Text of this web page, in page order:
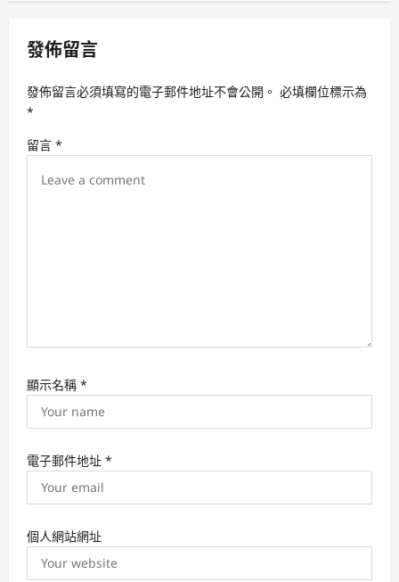
g
a
t
i
發佈留言
發佈留言必須填寫的電子郵件地址不會公開。 必填欄位標示為
*
留言 *
顯示名稱 *
電子郵件地址 *
個人網站網址